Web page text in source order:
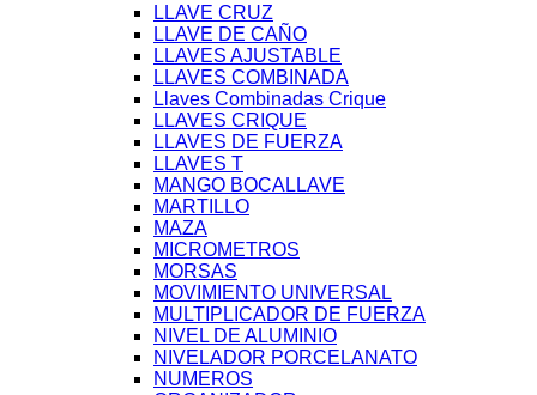
LLAVE CRUZ
LLAVE DE CAÑO
LLAVES AJUSTABLE
LLAVES COMBINADA
Llaves Combinadas Crique
LLAVES CRIQUE
LLAVES DE FUERZA
LLAVES T
MANGO BOCALLAVE
MARTILLO
MAZA
MICROMETROS
MORSAS
MOVIMIENTO UNIVERSAL
MULTIPLICADOR DE FUERZA
NIVEL DE ALUMINIO
NIVELADOR PORCELANATO
NUMEROS